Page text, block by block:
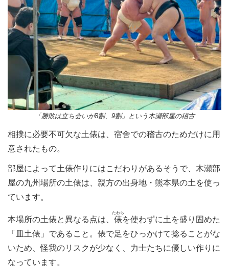
「勝敗は立ち会いが8割、9割」という木瀬部屋の稽古
相撲に必要不可欠な土俵は、宿舎での稽古のためだけに用
意されたもの。
部屋によって土俵作りにはこだわりがあるそうで、木瀬部
屋の九州場所の土俵は、親方の出身地・熊本県の土を使っ
ています。
本場所の土俵と異なる点は、 俵
たわら
を使わずに土を盛り固めた
「皿土俵」であること。俵で足をひっかけて捻ることがな
いため、怪我のリスクが少なく、力士たちに優しい作りに
なっています。